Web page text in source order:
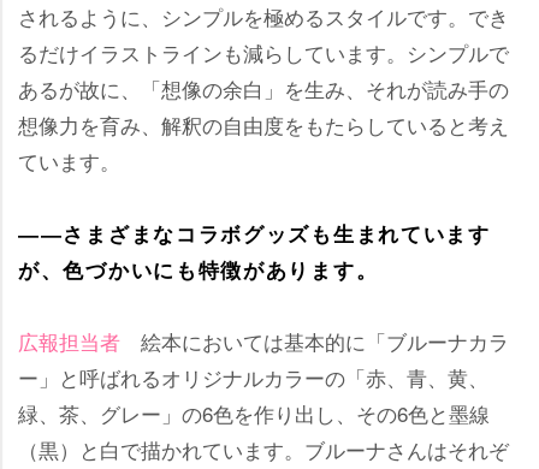
されるように、シンプルを極めるスタイルです。でき
るだけイラストラインも減らしています。シンプルで
あるが故に、「想像の余白」を生み、それが読み手の
想像力を育み、解釈の自由度をもたらしていると考え
ています。
――さまざまなコラボグッズも生まれています
が、色づかいにも特徴があります。
広報担当者 絵本においては基本的に「ブルーナカラ
ー」と呼ばれるオリジナルカラーの「赤、青、黄、
緑、茶、グレー」の6色を作り出し、その6色と墨線
（黒）と白で描かれています。ブルーナさんはそれぞ